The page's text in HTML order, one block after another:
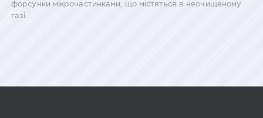
форсунки мікрочастинками, що містяться в неочищеному
газі.